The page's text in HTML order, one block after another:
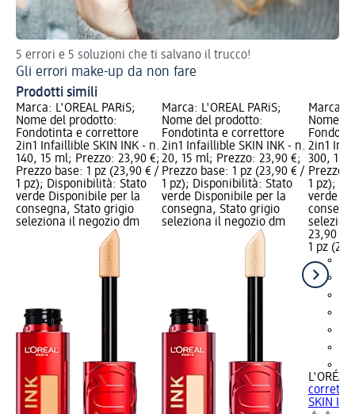
5 errori e 5 soluzioni che ti salvano il trucco!
Gli errori make-up da non fare
Prodotti simili
Marca: L'ORÉAL PARiS;
Nome del prodotto:
Fondotinta e correttore
2in1 Infaillible SKIN INK - n.
140, 15 ml; Prezzo: 23,90 €;
Prezzo base: 1 pz (23,90 € /
1 pz); Disponibilità: Stato
verde Disponibile per la
consegna, Stato grigio
seleziona il negozio dm
Marca: L'ORÉAL PARiS;
Nome del prodotto:
Fondotinta e correttore
2in1 Infaillible SKIN INK - n.
20, 15 ml; Prezzo: 23,90 €;
Prezzo base: 1 pz (23,90 € /
1 pz); Disponibilità: Stato
verde Disponibile per la
consegna, Stato grigio
seleziona il negozio dm
Marca:
Nome
2in1
300, 15
Prezzo
1 pz);
verde
23,90 €
1 pz
L'ORÉAL
SKIN